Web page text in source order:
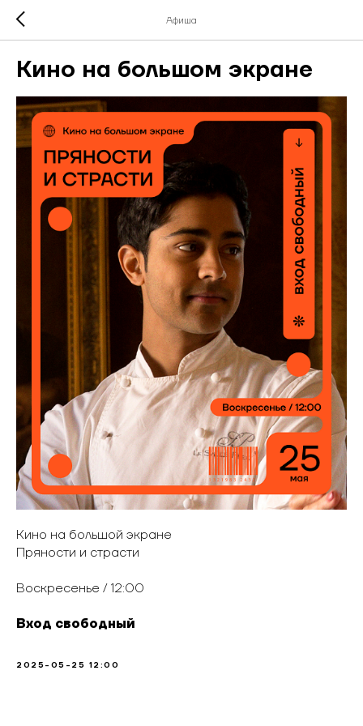
Афиша
Кино на большом экране
Кино на большой экране
Пряности и страсти
Воскресенье / 12:00
Вход свободный
2025-05-25 12:00